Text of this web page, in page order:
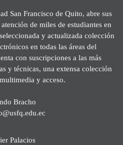
San Francisco de Quito, abre sus
de miles de estudiantes en
y actualizada colección
en todas las áreas del
con suscripciones a las más
y técnicas, una extensa colección
y acceso.
Bracho
Palacios